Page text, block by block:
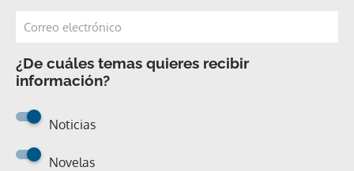
¿De cuáles temas quieres recibir
información?
Noticias
Novelas